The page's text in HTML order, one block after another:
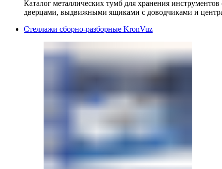
Каталог металлических тумб для хранения
дверцами, выдвижными ящиками с доводчиками и
Стеллажи сборно-разборные KronVuz